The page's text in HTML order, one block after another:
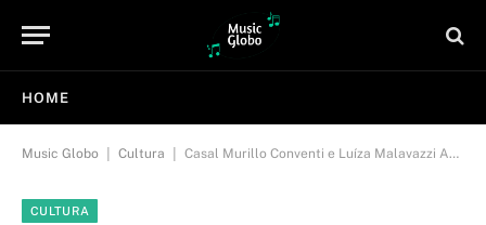
HOME
Music Globo Cultura Casal Murillo Conventi e Luíza Malavazzi Aproveitam Momentos de Lazer no Litoral Norte de São Paulo
CULTURA